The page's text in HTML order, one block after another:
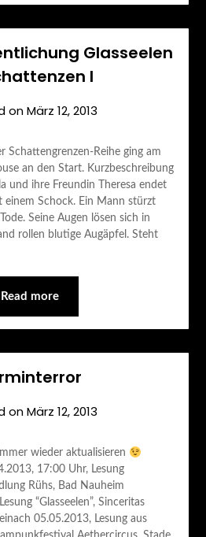
Glasseelen
I
onMärz 12, 2013
Schattengrenzen-Reihe ging am
an den Start. Kurzbeschreibung
und ihre Freundin Theresa endet
einem Schock. Ein Mann stürzt
Seine Augen lösen sich in
rollen blutige Augäpfel. Steht
Read more
onMärz 12, 2013
wieder aktualisieren
17:00 Uhr, Lesung
Rühs, Bad Nauheim
“Glasseelen”, Sinceritas
05.05.2013, Lesung aus